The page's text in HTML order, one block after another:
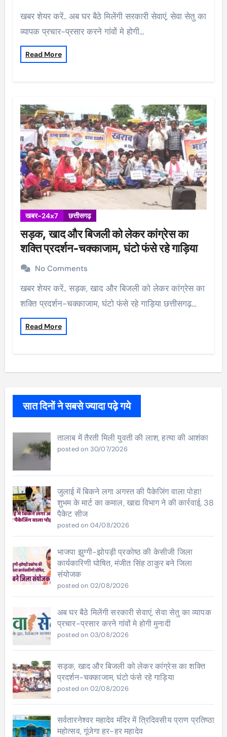
खबर शेयर करें.. अब घर बैठे मिलेंगी सरकारी सेवाएं, सेवा सेतु का
व्यापक प्रचार-प्रसार करने गांवों मे होगी…
Read More
खबर-24x7 छत्तीसगढ़
सड़क, खाद और बिजली को लेकर कांग्रेस का
शक्ति प्रदर्शन-चक्काजाम, घंटो फंसे रहे गाड़िया
No Comments
खबर शेयर करें.. सड़क, खाद और बिजली को लेकर कांग्रेस का
शक्ति प्रदर्शन-चक्काजाम, घंटो फंसे रहे गाड़िया छत्तीसगढ़…
Read More
सात दिनों ने सबसे ज्यादा पढ़े गये
तालाब में तैरती मिली युवती की लाश, हत्या की आशंका
posted on 30/07/2026
जुलाई में बिकने लगा अगस्त की पैकेजिंग वाला पोहा!
शुभम के मार्ट का कमाल, खाद्य विभाग ने की कार्रवाई, 38
पैकेट सीज
posted on 04/08/2026
भाजपा झुग्गी-झोपड़ी प्रकोष्ठ की केसीजी जिला
कार्यकारिणी घोषित, मंजीत सिंह ठाकुर बने जिला
संयोजक
posted on 02/08/2026
अब घर बैठे मिलेंगी सरकारी सेवाएं, सेवा सेतु का व्यापक
प्रचार-प्रसार करने गांवों मे होगी मुनादी
posted on 03/08/2026
सड़क, खाद और बिजली को लेकर कांग्रेस का शक्ति
प्रदर्शन-चक्काजाम, घंटो फंसे रहे गाड़िया
posted on 02/08/2026
सर्वतारनेश्वर महादेव मंदिर में त्रिदिवसीय प्राण प्रतिष्ठा
महोत्सव, गूंजेगा हर-हर महादेव